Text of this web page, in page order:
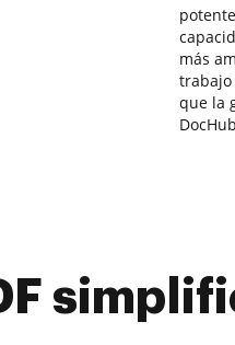
más
trabajo
que la